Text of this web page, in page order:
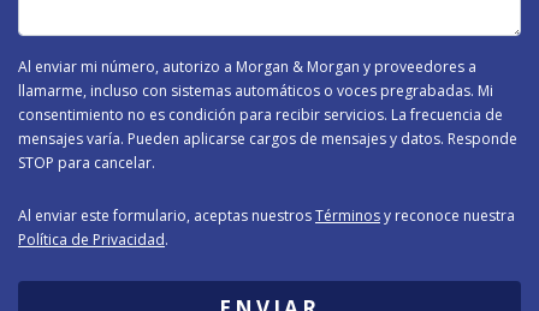
Al enviar mi número, autorizo a Morgan & Morgan y proveedores a
llamarme, incluso con sistemas automáticos o voces pregrabadas. Mi
consentimiento no es condición para recibir servicios. La frecuencia de
mensajes varía. Pueden aplicarse cargos de mensajes y datos. Responde
STOP para cancelar.
Al enviar este formulario, aceptas nuestrosTérminosy reconoce nuestra
Política de Privacidad.